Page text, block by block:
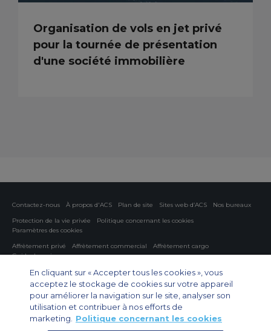
Organisation de vols en jet privé
pour la tournée de présentation
d'une société immobilière
Contactez-nous À propos d'ACS Plan de site Sites web d’ACS
Nos bureaux
Protection de la vie privée
Politique concernant les cookies
Paramètres des cookies
Affrètement privé
Affrètement commercial
Affrètement cargo
Guide des avions
Private Charter App
En cliquant sur « Accepter tous les cookies », vous
acceptez le stockage de cookies sur votre appareil
pour améliorer la navigation sur le site, analyser son
utilisation et contribuer à nos efforts de
marketing.
Politique concernant les cookies